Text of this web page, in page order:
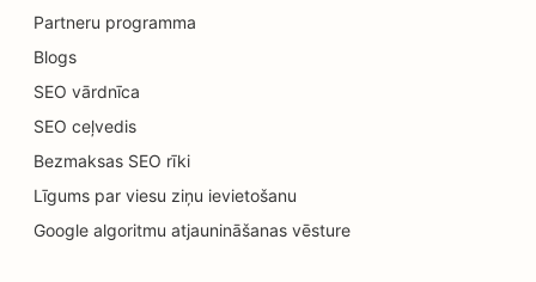
SEO gadījuma ēdināšanas restorāniem
SEO kaķu kafejnīcām
SEO hiropraktiķiem
SEO tīrīšanas pakalpojumiem
Partneru programma
Blogs
SEO vārdnīca
SEO ceļvedis
Bezmaksas SEO rīki
Līgums par viesu ziņu ievietošanu
Google algoritmu atjaunināšanas vēsture